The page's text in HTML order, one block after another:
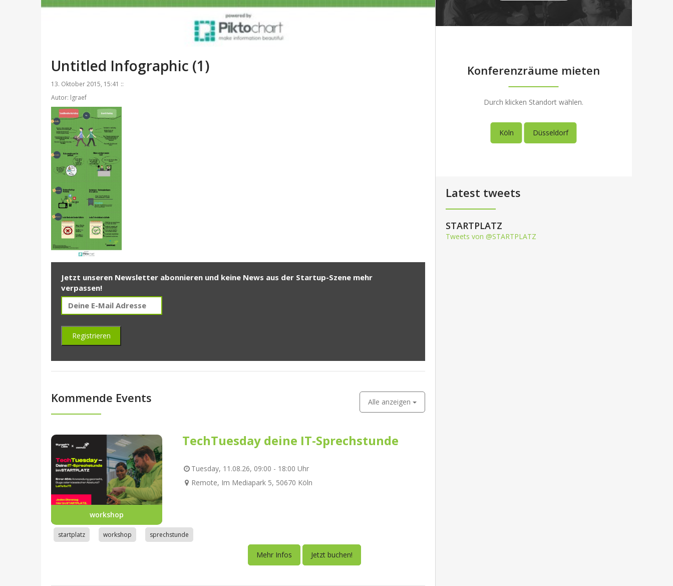
Untitled Infographic (1)
13. Oktober 2015, 15:41 ::
Autor: lgraef
Jetzt unseren Newsletter abonnieren und keine News aus der Startup-Szene mehr
verpassen!
Kommende Events Alle anzeigen
workshop
TechTuesday deine IT-Sprechstunde
Tuesday, 11.08.26, 09:00 - 18:00 Uhr
Remote, Im Mediapark 5, 50670 Köln
startplatz workshop sprechstunde
Mehr Infos Jetzt buchen!
Konferenzräume mieten
Durch klicken Standort wählen.
Köln Düsseldorf
Latest tweets
STARTPLATZ
Tweets von @STARTPLATZ